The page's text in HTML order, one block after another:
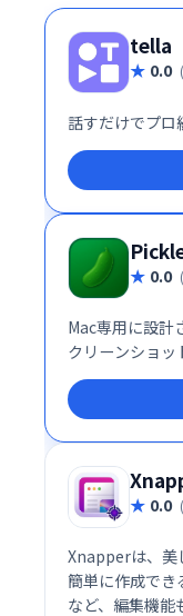
tella
0.0
話すだけでプロ
0.0
Mac専用に設計
クリーンショッ
0.0
Xnapperは、美
簡単に作成でき
など、編集機能